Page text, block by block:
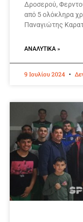
Δροσερού,
από 5 ολόκληρα
Παναγιώτης
ΑΝΑΛΥΤΙΚΆ »
9 Ιουλίου 2024